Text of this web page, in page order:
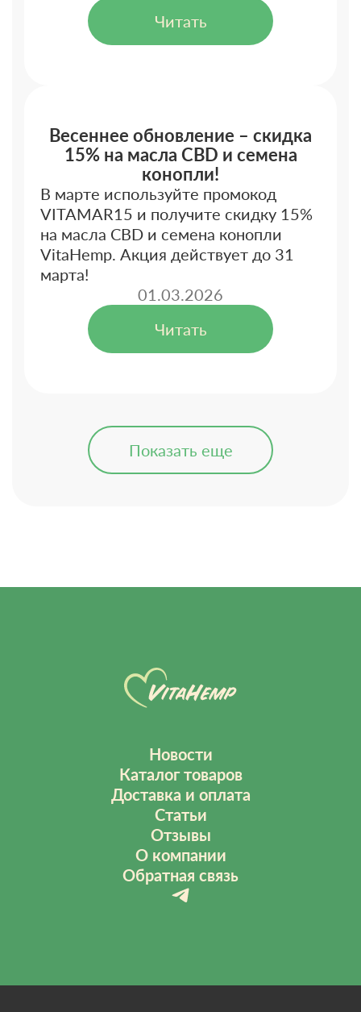
Читать
Весеннее обновление – скидка
15% на масла CBD и семена
конопли!
В марте используйте промокод
VITAMAR15 и получите скидку 15%
на масла CBD и семена конопли
VitaHemp. Акция действует до 31
марта!
01.03.2026
Читать
Показать еще
Новости
Каталог товаров
Доставка и оплата
Статьи
Отзывы
О компании
Обратная связь